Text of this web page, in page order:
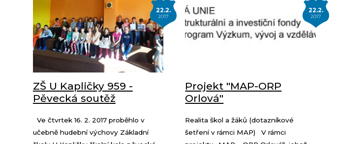
22.2.
2017
ZŠ U Kapličky 959 -
Pěvecká soutěž
Ve čtvrtek 16. 2. 2017 proběhlo v
učebně hudební výchovy Základní
22.2.
2017
Projekt "MAP-ORP
Orlová"
Realita škol a žáků (dotazníkové
šetření v rámci MAP) V rámci